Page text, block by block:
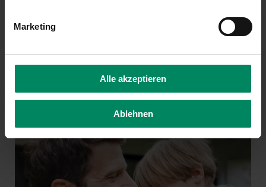
Marketing
Alle akzeptieren
Ablehnen
gefunden haben, dann entdecken Sie diese
Unser Tipp: Nachsehen lohnt sich!